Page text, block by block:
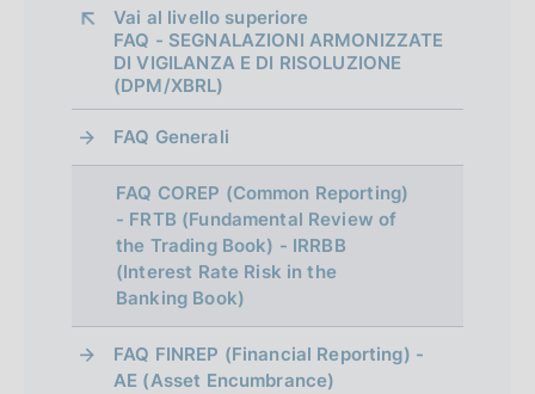
Vai al livello superiore
FAQ - SEGNALAZIONI ARMONIZZATE
DI VIGILANZA E DI RISOLUZIONE
(DPM/XBRL)
FAQ Generali
FAQ COREP (Common Reporting)
- FRTB (Fundamental Review of
the Trading Book) - IRRBB
(Interest Rate Risk in the
Banking Book)
FAQ FINREP (Financial Reporting) -
AE (Asset Encumbrance)